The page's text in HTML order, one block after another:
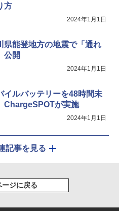
方
2024年1月1日
県能登地方の地震で「通れ
公開
2024年1月1日
イルバッテリーを48時間未
ChargeSPOTが実施
2024年1月1日
記事を見る
ージに戻る